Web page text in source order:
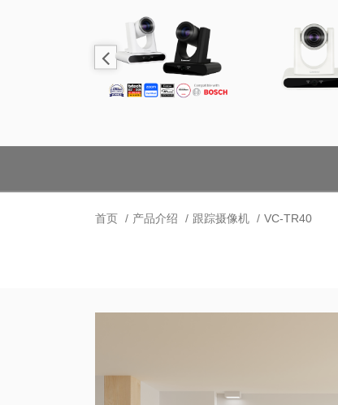
首页 产品介绍 跟踪摄像机 VC-TR40